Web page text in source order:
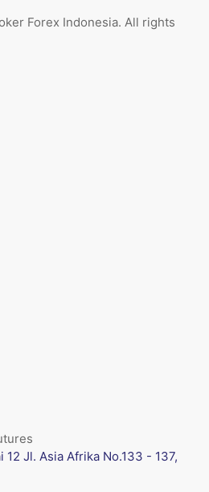
Forex Indonesia. All rights
12 Jl. Asia Afrika No.133 - 137,